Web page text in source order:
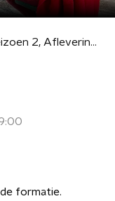
De Spindoctors - Seizoen 2, Aflevering 4
formatie.